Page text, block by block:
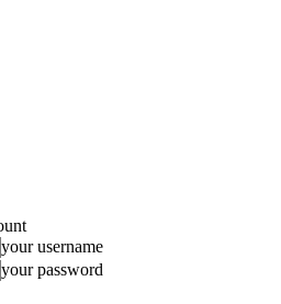
your username
your password